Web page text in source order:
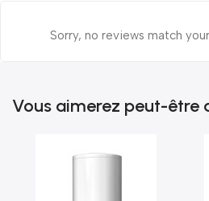
Sorry, no reviews match
Vous aimerez peut-être